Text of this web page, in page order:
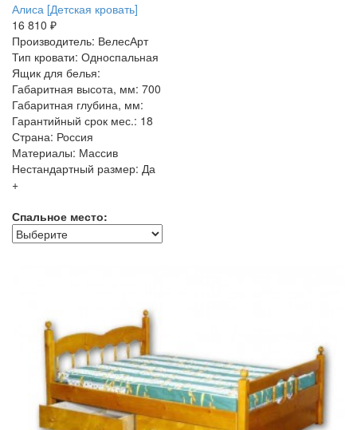
Алиса [Детская кровать]
16 810 ₽
Производитель: ВелесАрт
Тип кровати: Односпальная
Ящик для белья:
Габаритная высота, мм: 700
Габаритная глубина, мм:
Гарантийный срок мес.: 18
Страна: Россия
Материалы: Массив
Нестандартный размер: Да
+
Спальное место: